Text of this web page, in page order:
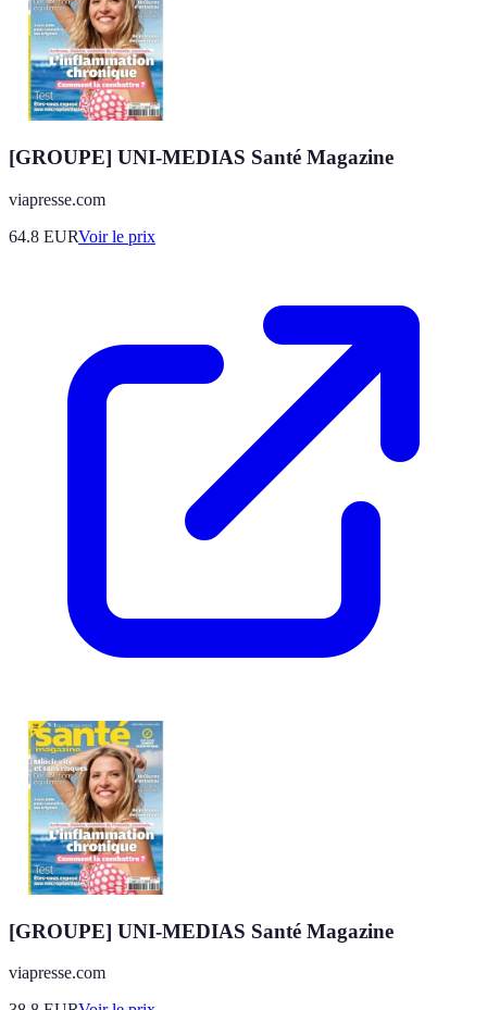
[GROUPE] UNI-MEDIAS Santé Magazine
viapresse.com
64.8 EURVoir le prix
[GROUPE] UNI-MEDIAS Santé Magazine
viapresse.com